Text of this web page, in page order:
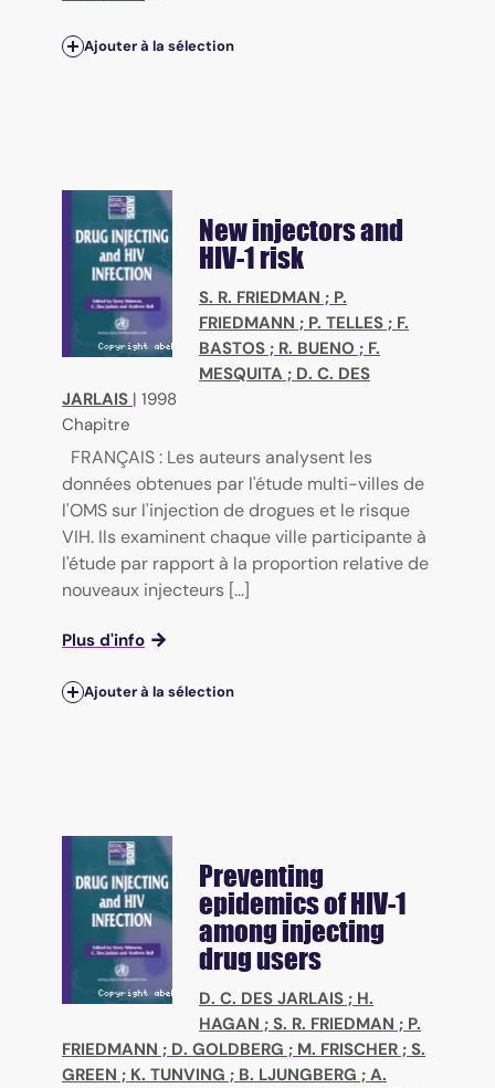
Ajouter à la sélection
New injectors and
HIV-1 risk
S. R. FRIEDMAN ; P.
FRIEDMANN ; P. TELLES ; F.
BASTOS ; R. BUENO ; F.
MESQUITA ; D. C. DES
JARLAIS | 1998
Chapitre
FRANÇAIS : Les auteurs analysent les
données obtenues par l'étude multi-villes de
l'OMS sur l'injection de drogues et le risque
VIH. Ils examinent chaque ville participante à
l'étude par rapport à la proportion relative de
nouveaux injecteurs [...]
Plus d'info
Ajouter à la sélection
Preventing
epidemics of HIV-1
among injecting
drug users
D. C. DES JARLAIS ; H.
HAGAN ; S. R. FRIEDMAN ; P.
FRIEDMANN ; D. GOLDBERG ; M. FRISCHER ; S.
GREEN ; K. TUNVING ; B. LJUNGBERG ; A.